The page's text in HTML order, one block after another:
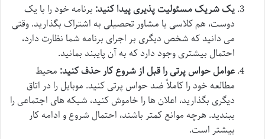
یک شریک مسئولیت پذیری پیدا کنید: برنامه خود را با یک
دوست، هم کلاسی یا مشاور تحصیلی به اشتراک بگذارید. وقتی
می دانید که شخص دیگری بر اجرای برنامه شما نظارت دارد،
احتمال بیشتری وجود دارد که به آن پایبند بمانید.
عوامل حواس پرتی را قبل از شروع کار حذف کنید: محیط
مطالعه خود را کاملاً ضد حواس پرتی کنید. موبایل را در اتاق
دیگری بگذارید، اعلان ها را خاموش کنید، شبکه های اجتماعی را
ببندید. هرچه موانع کمتر باشند، احتمال شروع و ادامه کار
بیشتر است.